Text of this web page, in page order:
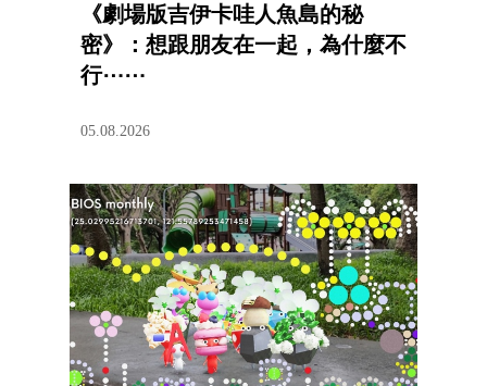
《劇場版吉伊卡哇人魚島的秘
密》：想跟朋友在一起，為什麼不
行⋯⋯
05.08.2026